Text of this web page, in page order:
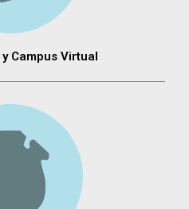
Campus Virtual